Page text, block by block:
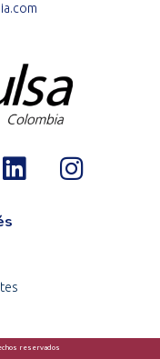
reservados